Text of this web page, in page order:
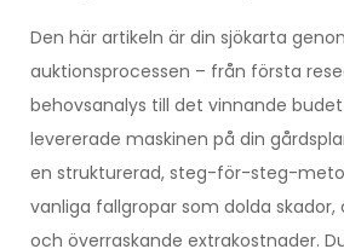
Den här artikeln är din sjökarta
auktionsprocessen – från första
behovsanalys till det vinnande
levererade maskinen på din
en strukturerad, steg-för-steg-
vanliga fallgropar som dolda
och överraskande extrakostnader.